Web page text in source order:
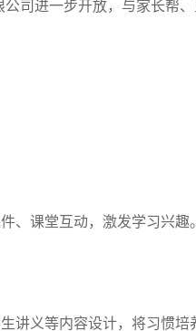
司进一步开放，与家长帮
、课堂互动，激发学习兴趣。
讲义等内容设计，将习惯培